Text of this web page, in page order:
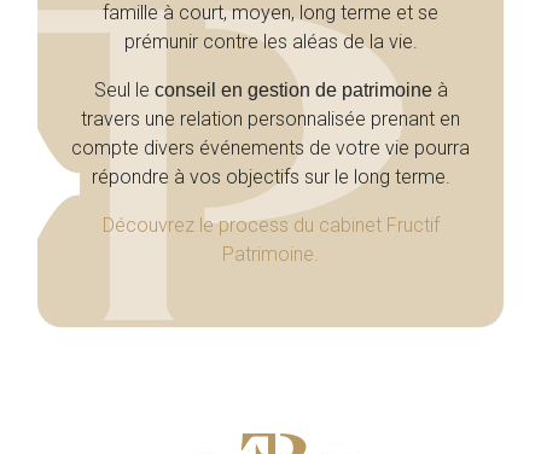
famille à court, moyen, long terme et se
prémunir contre les aléas de la vie.
Seul le conseil en gestion de patrimoineà
travers une relation personnalisée prenant en
compte divers événements de votre vie pourra
répondre à vos objectifs sur le long terme.
Découvrez le process du cabinet Fructif
Patrimoine.